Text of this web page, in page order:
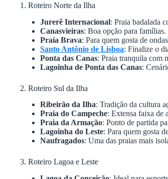
1. Roteiro Norte da Ilha
Jurerê Internacional: Praia badalada
Canasvieiras: Boa opção para famílias.
Praia Brava: Para quem gosta de
Santo Antônio de Lisboa: Finalize o
Ponta das Canas: Praia tranquila com
Lagoinha de Ponta das Canas:
2. Roteiro Sul da Ilha
Ribeirão da Ilha: Tradição da cultura
Praia do Campeche: Extensa faixa de
Praia da Armação: Ponto de partida
Lagoinha do Leste: Para quem gosta
Naufragados: Uma das praias mais
3. Roteiro Lagoa e Leste